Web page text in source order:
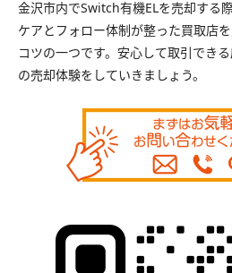
金沢市内でSwitch有機ELを売却する
ケアとフォロー体制が整った買取店
コツの一つです。安心して取引でき
の売却体験をしていきましょう。